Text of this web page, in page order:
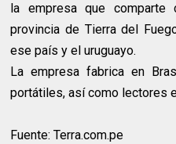
la empresa que
provincia de Tierra del
ese país y el uruguayo.
La empresa fabrica en
portátiles, así como lectores
Fuente: Terra.com.pe